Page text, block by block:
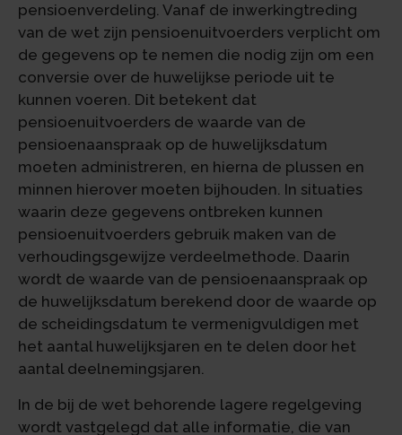
pensioenverdeling. Vanaf de inwerkingtreding
van de wet zijn pensioenuitvoerders verplicht om
de gegevens op te nemen die nodig zijn om een
conversie over de huwelijkse periode uit te
kunnen voeren. Dit betekent dat
pensioenuitvoerders de waarde van de
pensioenaanspraak op de huwelijksdatum
moeten administreren, en hierna de plussen en
minnen hierover moeten bijhouden. In situaties
waarin deze gegevens ontbreken kunnen
pensioenuitvoerders gebruik maken van de
verhoudingsgewijze verdeelmethode. Daarin
wordt de waarde van de pensioenaanspraak op
de huwelijksdatum berekend door de waarde op
de scheidingsdatum te vermenigvuldigen met
het aantal huwelijksjaren en te delen door het
aantal deelnemingsjaren.
In de bij de wet behorende lagere regelgeving
wordt vastgelegd dat alle informatie, die van